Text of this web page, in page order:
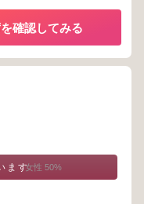
確認してみる
ます女性 50%